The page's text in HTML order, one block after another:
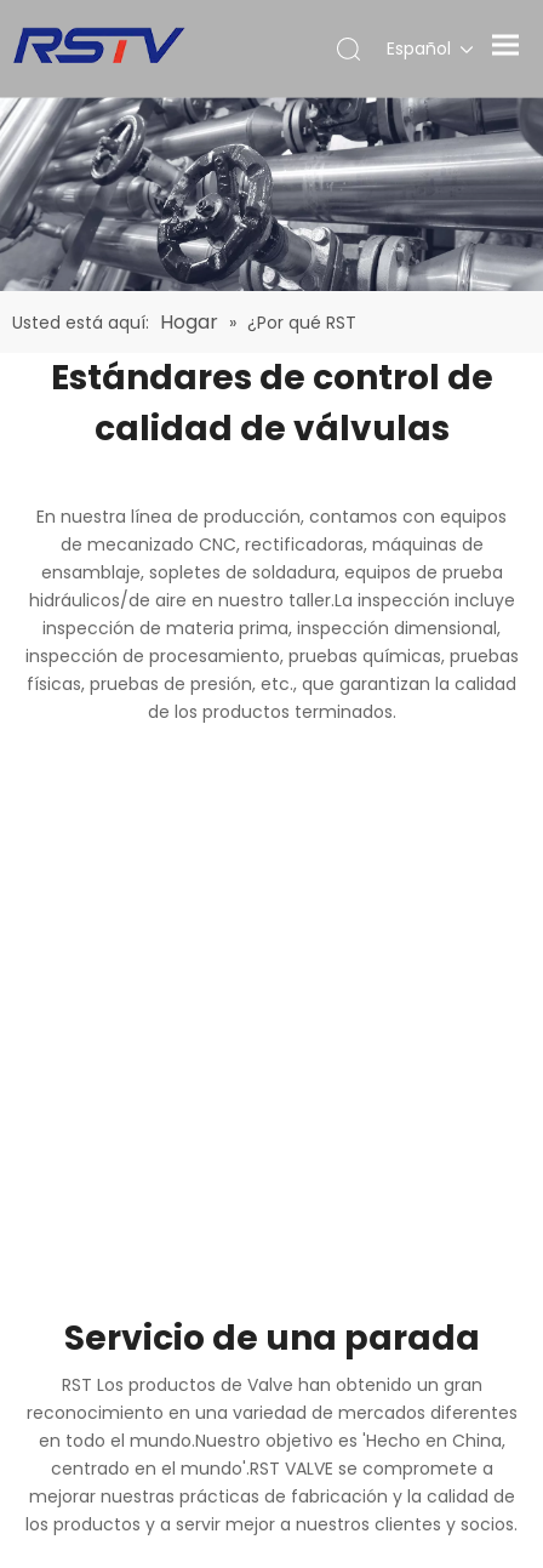
Español
Usted está aquí: Hogar » ¿Por qué RST
Estándares de control de
calidad de válvulas
En nuestra línea de producción, contamos con equipos
de mecanizado CNC, rectificadoras, máquinas de
ensamblaje, sopletes de soldadura, equipos de prueba
hidráulicos/de aire en nuestro taller.La inspección incluye
inspección de materia prima, inspección dimensional,
inspección de procesamiento, pruebas químicas, pruebas
físicas, pruebas de presión, etc., que garantizan la calidad
de los productos terminados.
Servicio de una parada
RST Los productos de Valve han obtenido un gran
reconocimiento en una variedad de mercados diferentes
en todo el mundo.Nuestro objetivo es 'Hecho en China,
centrado en el mundo'.RST VALVE se compromete a
mejorar nuestras prácticas de fabricación y la calidad de
los productos y a servir mejor a nuestros clientes y socios.